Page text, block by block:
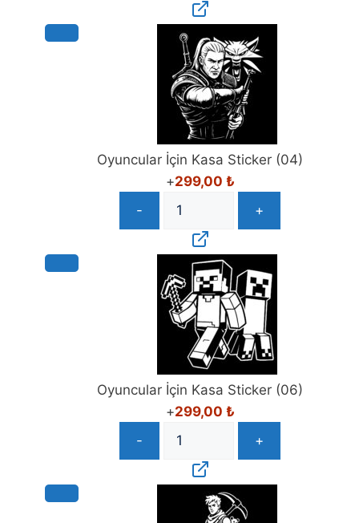
Oyuncular İçin Kasa Sticker (04)
+299,00 ₺
-
+
Oyuncular İçin Kasa Sticker (06)
+299,00 ₺
-
+